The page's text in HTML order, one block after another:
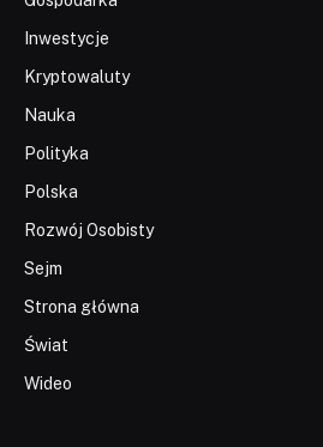
Inwestycje
Kryptowaluty
Nauka
Polityka
Polska
Rozwój Osobisty
Sejm
Strona główna
Świat
Wideo